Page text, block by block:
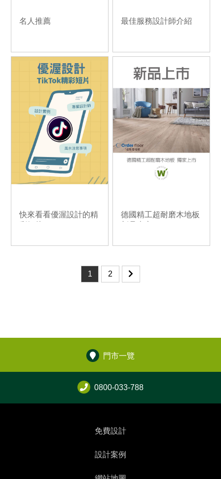
名人推薦 最佳服務設計師介紹
快來看看優渥設計的精
德國精工超耐磨木地板
1 2
門市一覽
0800-033-788
免費設計
設計案例